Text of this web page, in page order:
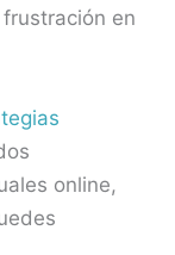
en
online,